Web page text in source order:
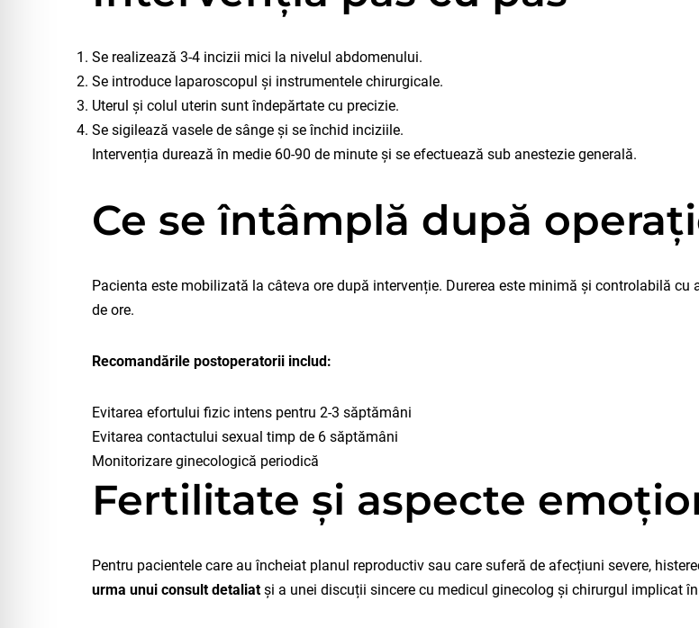
Se realizează 3-4 incizii mici la nivelul abdomenului.
Se introduce laparoscopul și instrumentele chirurgicale.
Uterul și colul uterin sunt îndepărtate cu precizie.
Se sigilează vasele de sânge și se închid inciziile.
Intervenția durează în medie 60-90 de minute și se efectuează sub anestezie generală.
Ce se întâmplă după
Pacienta este mobilizată la câteva ore după intervenție. Durerea este minimă și controlabilă
de ore.
Recomandările postoperatorii includ:
Evitarea efortului fizic intens pentru 2-3 săptămâni
Evitarea contactului sexual timp de 6 săptămâni
Monitorizare ginecologică periodică
Fertilitate și aspecte
Pentru pacientele care au încheiat planul reproductiv sau care suferă de afecțiuni severe,
urma unui consult detaliat și a unei discuții sincere cu medicul ginecolog și chirurgul implicat